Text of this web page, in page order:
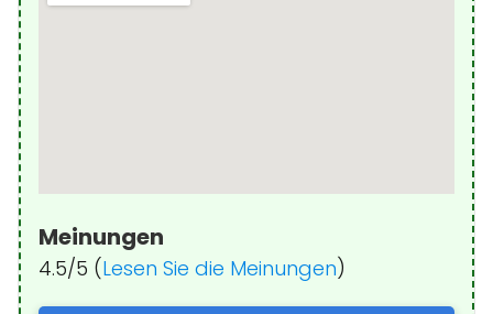
Meinungen
4.5/5 (Lesen Sie die Meinungen)